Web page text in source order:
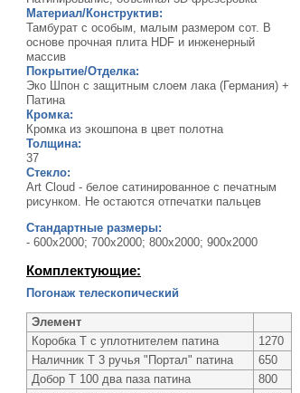
Материал/Конструктив:
Тамбурат с особым, малым размером сот. В
основе прочная плита HDF и инженерный
массив
Покрытие/Отделка:
Эко Шпон с защитным слоем лака (Германия) +
Патина
Кромка:
Кромка из экошпона в цвет полотна
Толщина:
37
Стекло:
Art Cloud - белое сатинированное с печатным
рисунком. Не остаются отпечатки пальцев
Стандартные размеры:
- 600х2000; 700х2000; 800х2000; 900х2000
Комплектующие:
Погонаж телескопический
Элемент
Коробка Т с уплотнителем патина
1270
Наличник Т 3 ручья "Портал" патина
650
Добор Т 100 два паза патина
800